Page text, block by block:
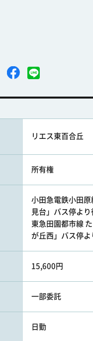
リエス東百合丘
所有権
小田急電鉄小田原
見台」バス停より
東急田園都市線
が丘西」バス停よ
15,600円
一部委託
日勤